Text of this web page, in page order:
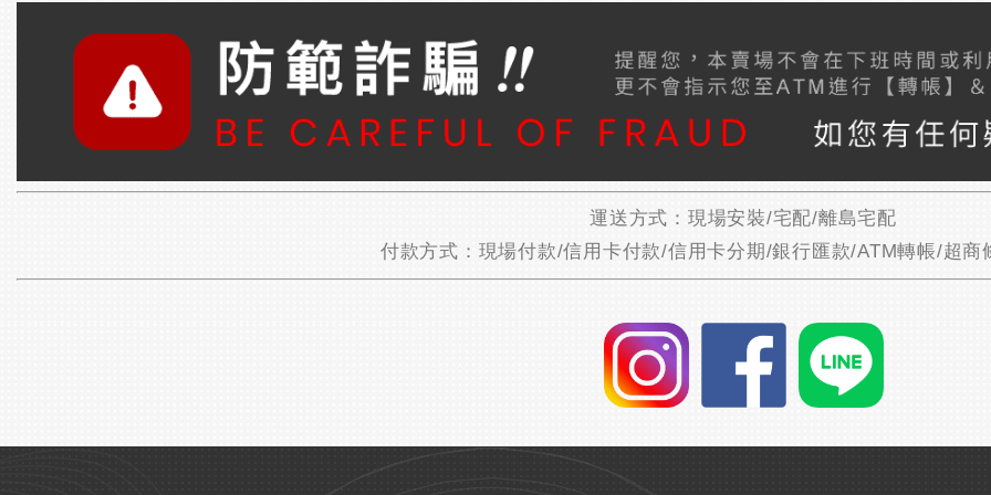
運送方式：現場安裝/宅配/離島宅配
付款方式：現場付款/信用卡付款/信用卡分期/銀行匯款/ATM轉帳/超商